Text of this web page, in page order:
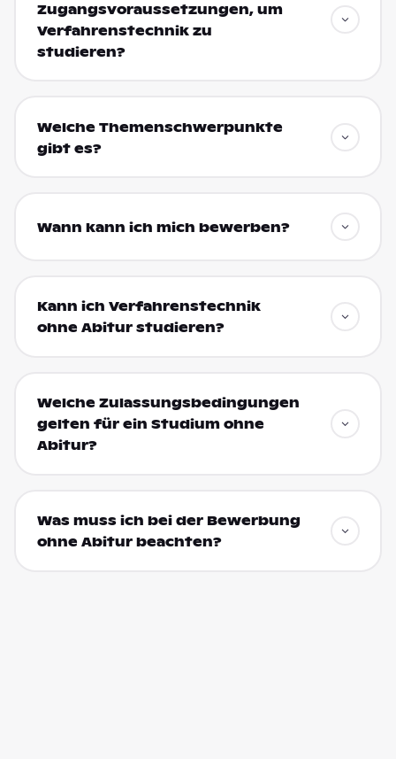
Zugangsvoraussetzungen, um
Verfahrenstechnik zu
studieren?
Welche Themenschwerpunkte
gibt es?
Wann kann ich mich bewerben?
Kann ich Verfahrenstechnik
ohne Abitur studieren?
Welche Zulassungsbedingungen
gelten für ein Studium ohne
Abitur?
Was muss ich bei der Bewerbung
ohne Abitur beachten?